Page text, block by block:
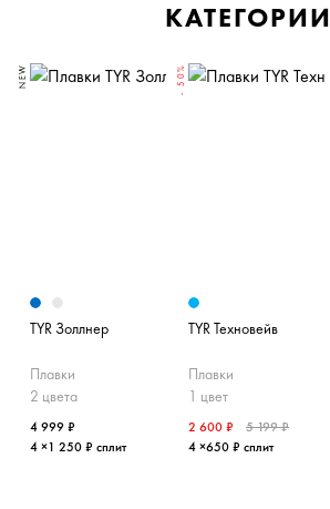
КАТЕГОРИИ
NEW
TYR Золлнер
Плавки
2 цвета
4 999 ₽
4 ×1 250 ₽ сплит
- 50%
TYR Техновейв
Плавки
1 цвет
2 600 ₽
5 199 ₽
4 ×650 ₽ сплит